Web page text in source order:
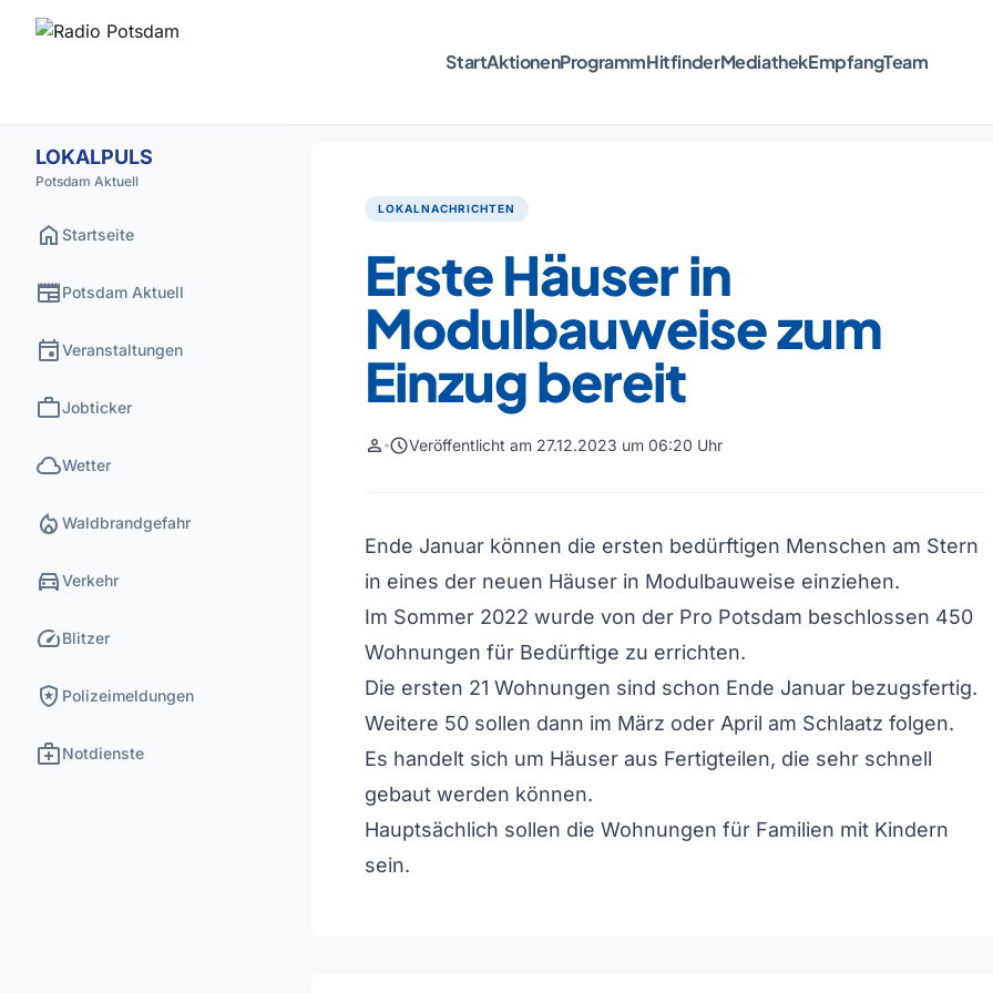
StartAktionenProgrammHitfinderMediathekEmpfangTeam
LOKALPULS
Potsdam Aktuell
home Startseite
newspaperPotsdam Aktuell
eventVeranstaltungen
workJobticker
cloudWetter
local_fire_department Waldbrandgefahr
directions_carVerkehr
speedBlitzer
local_police Polizeimeldungen
medical_servicesNotdienste
LOKALNACHRICHTEN
Erste Häuser in
Modulbauweise zum
Einzug bereit
person scheduleVeröffentlicht am 27.12.2023 um 06:20 Uhr
Ende Januar können die ersten bedürftigen Menschen am Stern
in eines der neuen Häuser in Modulbauweise einziehen.
Im Sommer 2022 wurde von der Pro Potsdam beschlossen 450
Wohnungen für Bedürftige zu errichten.
Die ersten 21 Wohnungen sind schon Ende Januar bezugsfertig.
Weitere 50 sollen dann im März oder April am Schlaatz folgen.
Es handelt sich um Häuser aus Fertigteilen, die sehr schnell
gebaut werden können.
Hauptsächlich sollen die Wohnungen für Familien mit Kindern
sein.